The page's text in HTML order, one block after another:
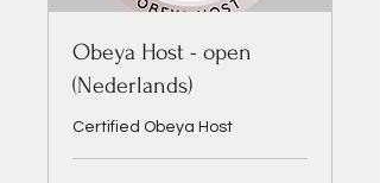
Obeya Host - open
(Nederlands)
Certified Obeya Host